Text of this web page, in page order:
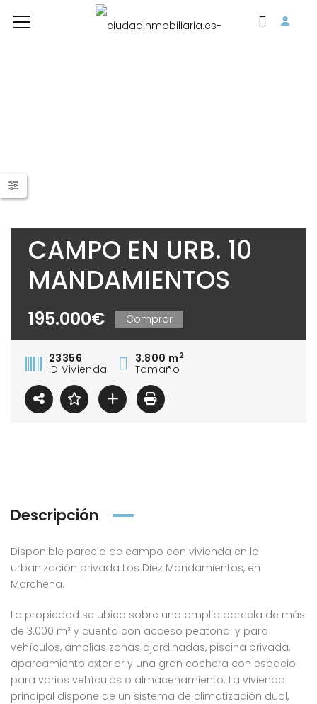
CAMPO EN URB. 10
MANDAMIENTOS
195.000€ Comprar
23356
ID Vivienda
3.800 m 2
Tamaño
Descripción
Disponible parcela de campo con vivienda en la
urbanización privada Los Diez Mandamientos, en
Marchena.
La propiedad se ubica sobre una amplia parcela de más
de 3.000 m² y cuenta con acceso peatonal y para
vehículos, amplias zonas ajardinadas, piscina privada,
aparcamiento exterior y una gran cochera con espacio
para varios vehículos o almacenamiento. La vivienda
principal dispone de un sistema de climatización dual,